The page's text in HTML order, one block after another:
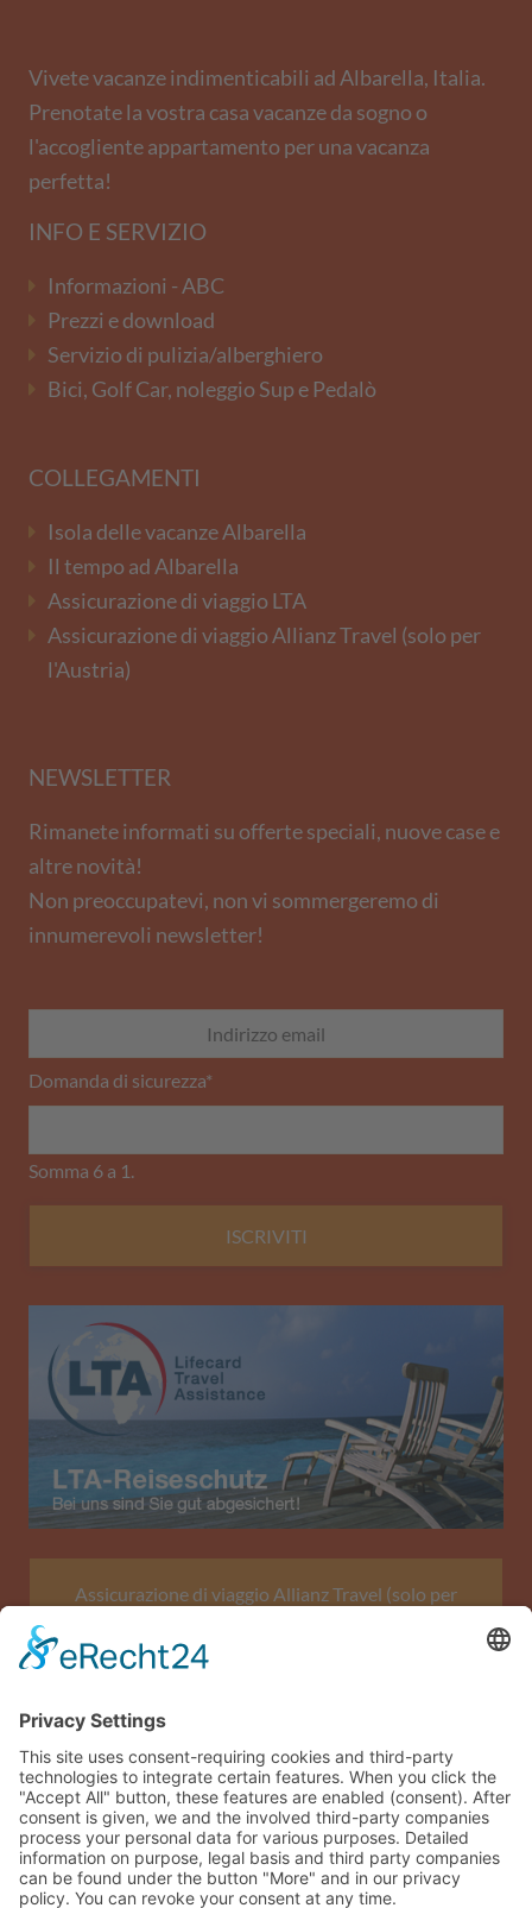
Vivete vacanze indimenticabili ad Albarella, Italia.
Prenotate la vostra casa vacanze da sogno o
l'accogliente appartamento per una vacanza
perfetta!
INFO E SERVIZIO
Informazioni - ABC
Prezzi e download
Servizio di pulizia/alberghiero
Bici, Golf Car, noleggio Sup e Pedalò
COLLEGAMENTI
Isola delle vacanze Albarella
Il tempo ad Albarella
Assicurazione di viaggio LTA
Assicurazione di viaggio Allianz Travel (solo per
l'Austria)
NEWSLETTER
Rimanete informati su offerte speciali, nuove case e
altre novità!
Non preoccupatevi, non vi sommergeremo di
innumerevoli newsletter!
Domanda di sicurezza*
Somma 6 a 1.
ISCRIVITI
Assicurazione di viaggio Allianz Travel (solo per
Impronta
Protezione dei dati
Termini e condizioni generali
Mappa del sito
Accesso ospite